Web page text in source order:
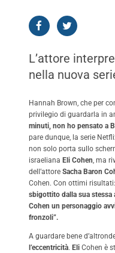
L’attore
nella nuova
Hannah Brown, che per
privilegio di guardarla in
minuti, non ho pensato a
pare dunque, la serie
non solo porta sullo
israeliana Eli Cohen, ma
dell’attore Sacha Baron
Cohen. Con ottimi risultati:
sbigottito dalla sua stessa
Cohen un personaggio
fronzoli”.
A guardare bene
l’eccentricità. Eli Cohen è